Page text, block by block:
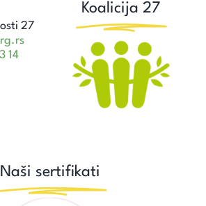
27
14
Koalicija 27
Naši sertifikati